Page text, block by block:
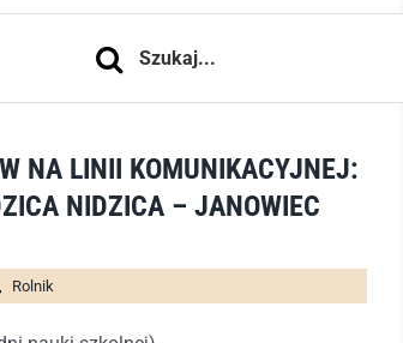
Szukaj
NA LINII KOMUNIKACYJNEJ:
NIDZICA – JANOWIEC
, Rolnik